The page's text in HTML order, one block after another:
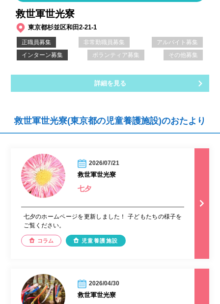
救世軍世光寮
東京都杉並区和田2-21-1
正職員募集 非常勤職員募集
アルバイト募集
インターン募集
ボランティア募集 その他募集
詳細を見る
救世軍世光寮(東京都の児童養護施設)のおたより
2026/07/21
救世軍世光寮
七夕
七夕のホームページを更新しました！ 子どもたちの様子を
ご覧ください。
コラム 児童養護施設
2026/04/30
救世軍世光寮